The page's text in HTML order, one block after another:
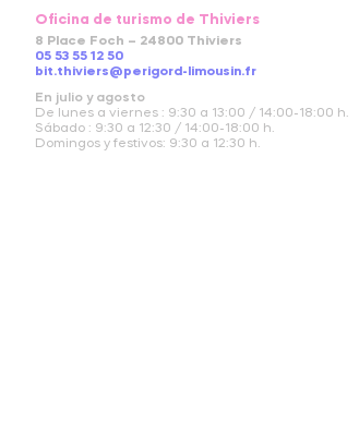
Oficina de turismo de Thiviers
8 Place Foch – 24800 Thiviers
05 53 55 12 50
bit.thiviers@perigord-limousin.fr
En julio y agosto
De lunes a viernes : 9:30 a 13:00 / 14:00-18:00 h.
Sábado : 9:30 a 12:30 / 14:00-18:00 h.
Domingos y festivos: 9:30 a 12:30 h.